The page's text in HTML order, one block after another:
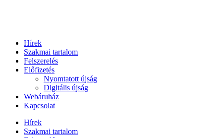
Hírek
Szakmai tartalom
Felszerelés
Előfizetés
Nyomtatott újság
Digitális újság
Webáruház
Kapcsolat
Hírek
Szakmai tartalom